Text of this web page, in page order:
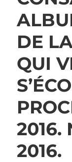
DE
QUI
2016.
2016.